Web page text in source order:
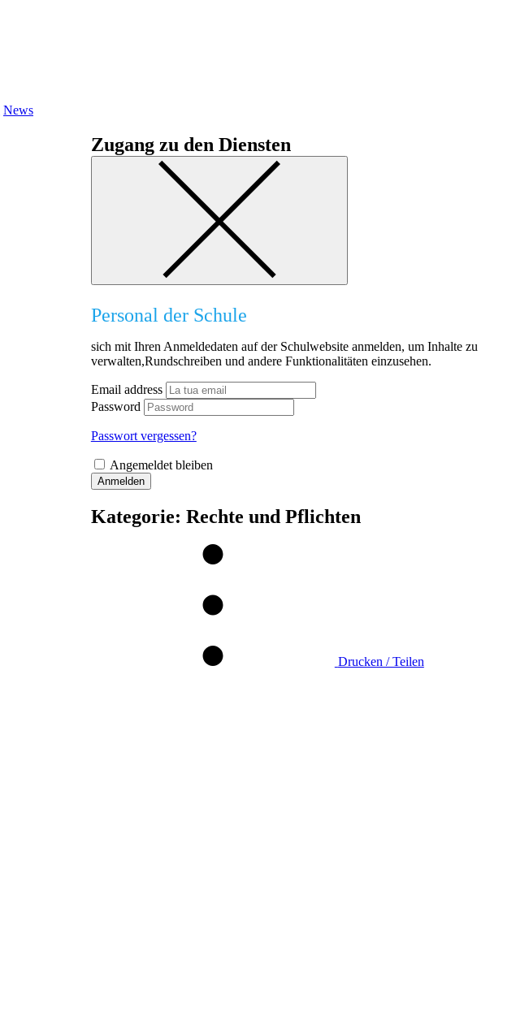
News
Zugang zu den Diensten
Personal der Schule
sich mit Ihren Anmeldedaten auf der Schulwebsite anmelden, um Inhalte zu
verwalten,Rundschreiben und andere Funktionalitäten einzusehen.
Email address
Password
Passwort vergessen?
Angemeldet bleiben
Anmelden
Kategorie: Rechte und Pflichten
Drucken / Teilen